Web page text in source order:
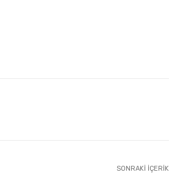
SONRAKI İÇERIK